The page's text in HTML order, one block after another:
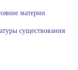
материи
существования